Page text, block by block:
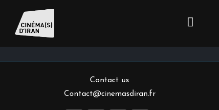
Inscrivez-vous à notre newsletter
Contact us
Contact@cinemasdiran.fr